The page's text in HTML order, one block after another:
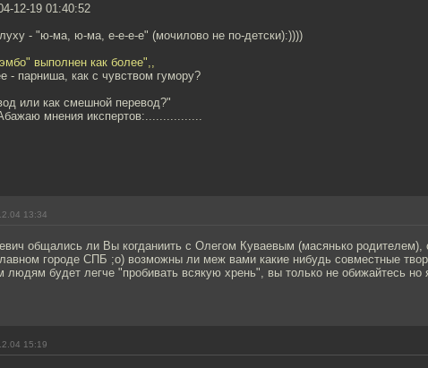
12-19 01:40:52
- "ю-ма, ю-ма, е-е-е-е" (мочилово не по-детски):))))
выполнен как более",,
- парниша, как с чувством гумору?
или как смешной перевод?"
мнения икспертов:................
13:34
общались ли Вы когданиить с Олегом Куваевым (масянько родителем),
городе СПБ ;о) возможны ли меж вами какие нибудь совместные
людям будет легче "пробивать всякую хрень", вы только не обижайтесь
15:19